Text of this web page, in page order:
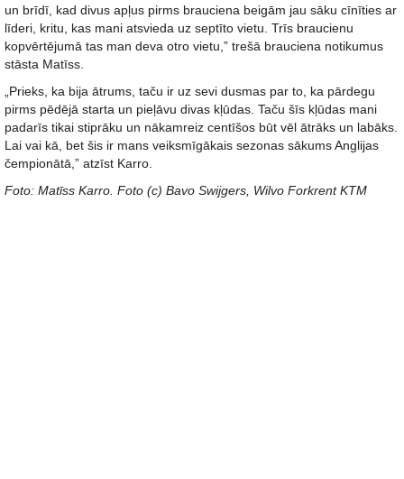
un brīdī, kad divus apļus pirms brauciena beigām jau sāku cīnīties ar
līderi, kritu, kas mani atsvieda uz septīto vietu. Trīs braucienu
kopvērtējumā tas man deva otro vietu,” trešā brauciena notikumus
stāsta Matīss.
„Prieks, ka bija ātrums, taču ir uz sevi dusmas par to, ka pārdegu
pirms pēdējā starta un pieļāvu divas kļūdas. Taču šīs kļūdas mani
padarīs tikai stiprāku un nākamreiz centīšos būt vēl ātrāks un labāks.
Lai vai kā, bet šis ir mans veiksmīgākais sezonas sākums Anglijas
čempionātā,” atzīst Karro.
Foto: Matīss Karro. Foto (c) Bavo Swijgers, Wilvo Forkrent KTM